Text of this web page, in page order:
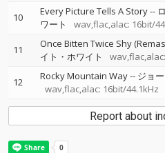
10 Every Picture Tells A Story--
ワート
wav,flac,alac: 16bit/
11 Once Bitten Twice Shy
イト・ホワイト
12 Rocky Mountain Way-- ジョ
wav,flac,alac: 16bit/44.1kHz
Report about